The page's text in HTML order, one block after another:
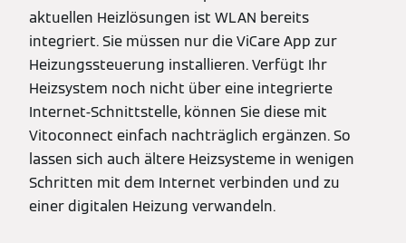
aktuellen Heizlösungen ist WLAN bereits
integriert. Sie müssen nur die ViCare App zur
Heizungssteuerung installieren. Verfügt Ihr
Heizsystem noch nicht über eine integrierte
Internet-Schnittstelle, können Sie diese mit
Vitoconnect einfach nachträglich ergänzen. So
lassen sich auch ältere Heizsysteme in wenigen
Schritten mit dem Internet verbinden und zu
einer digitalen Heizung verwandeln.